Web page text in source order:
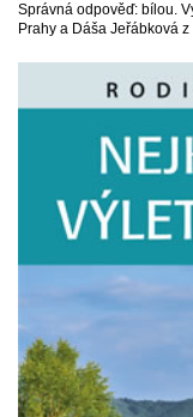
Správná odpověď: bílou.
Prahy a Dáša Jeřábková